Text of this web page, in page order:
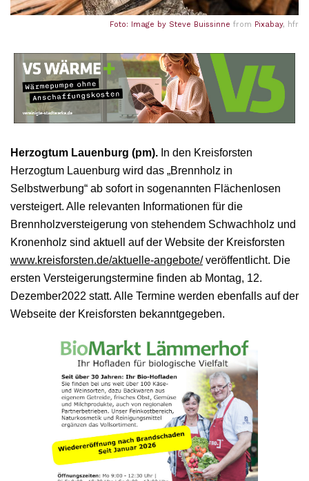
Foto: Image by Steve Buissinne from Pixabay, hfr
Herzogtum Lauenburg (pm). In den Kreisforsten
Herzogtum Lauenburg wird das „Brennholz in
Selbstwerbung“ ab sofort in sogenannten Flächenlosen
versteigert. Alle relevanten Informationen für die
Brennholzversteigerung von stehendem Schwachholz und
Kronenholz sind aktuell auf der Website der Kreisforsten
www.kreisforsten.de/aktuelle-angebote/veröffentlicht. Die
ersten Versteigerungstermine finden ab Montag, 12.
Dezember2022 statt. Alle Termine werden ebenfalls auf der
Webseite der Kreisforsten bekanntgegeben.